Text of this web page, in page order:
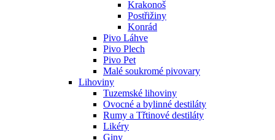
Krakonoš
Postřižiny
Konrád
Pivo Láhve
Pivo Plech
Pivo Pet
Malé soukromé pivovary
Lihoviny
Tuzemské lihoviny
Ovocné a bylinné destiláty
Rumy a Třtinové destiláty
Likéry
Giny